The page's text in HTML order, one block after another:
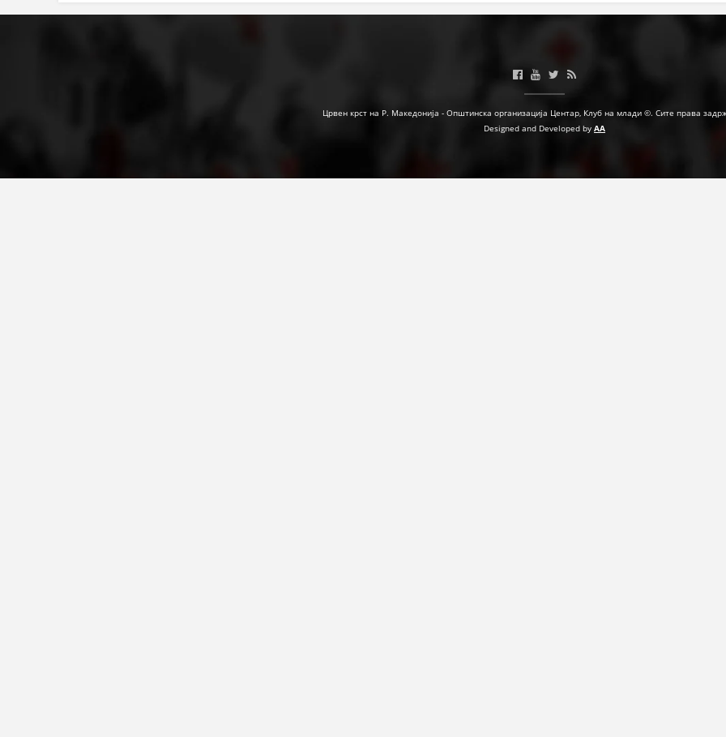
Црвен крст на Р. Македонија - Општинска организација Центар, Клуб на млади ©. Сите права
Designed and Developed by AA